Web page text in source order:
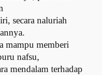
secara naluriah
mampu memberi
nafsu,
mendalam terhadap